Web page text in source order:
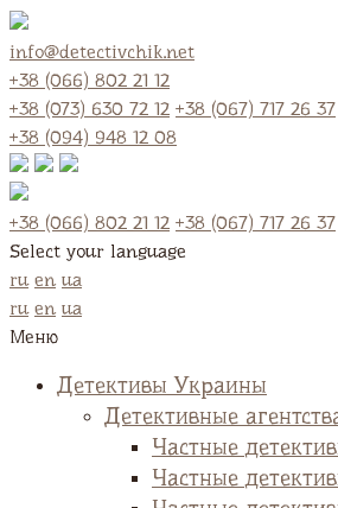
info@detectivchik.net
+38 (066) 802 21 12
+38 (073) 630 72 12 +38 (067) 717 26 37
+38 (094) 948 12 08
+38 (066) 802 21 12 +38 (067) 717 26 37
Select your language
ru en ua
ru en ua
Меню
Детективы Украины
Детективные
Частные
Частные